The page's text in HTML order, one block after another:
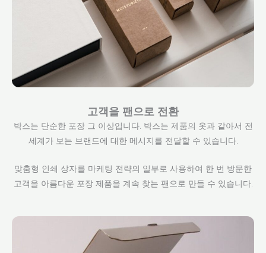
고객을 팬으로 전환
박스는 단순한 포장 그 이상입니다. 박스는 제품의 옷과 같아서 전
세계가 보는 브랜드에 대한 메시지를 전달할 수 있습니다.
맞춤형 인쇄 상자를 마케팅 전략의 일부로 사용하여 한 번 방문한
고객을 아름다운 포장 제품을 계속 찾는 팬으로 만들 수 있습니다.